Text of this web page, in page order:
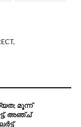
മൂന്ന്
അഞ്ച്